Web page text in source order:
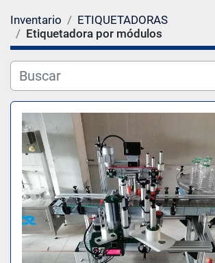
Categoría
Fabricante
Modelo
Inventario
ETIQUETADORAS
Etiquetadora por módulos
Ordenar por